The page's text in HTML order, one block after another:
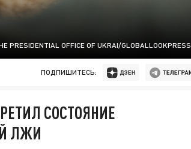
PRESIDENTIAL OFFICE OF UKRAI/GLOBALLOOKPRESS
ПОДПИШИТЕСЬ:
СОСТОЯНИЕ
ЛЖИ